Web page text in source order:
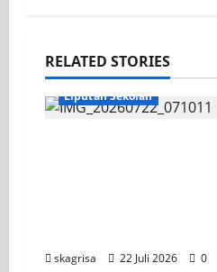
RELATED STORIES
KEGIATAN OSIS
Liputan Sekolah
skagrisa 22 Juli 2026 0
Jurusan TITL